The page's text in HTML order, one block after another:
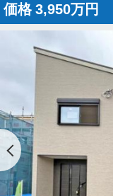
価格 3,950万円